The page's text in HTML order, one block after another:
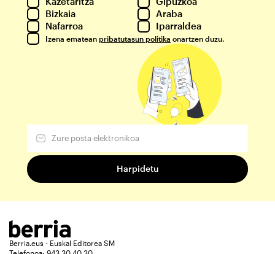
Bizkaia
Araba
Nafarroa
Iparraldea
Izena ematean pribatutasun politika onartzen duzu.
Berria.eus - Euskal Editorea SM